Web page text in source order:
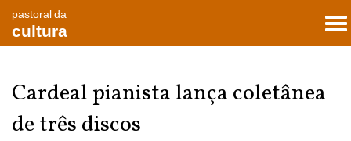
pastoral da
cultura
Cardeal pianista lança coletânea
de três discos